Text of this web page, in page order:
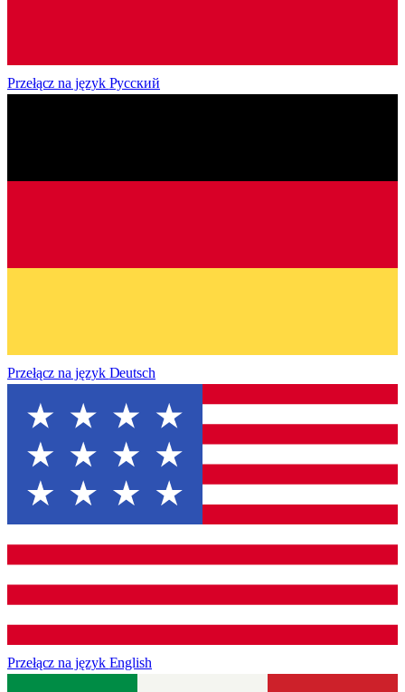
Przełącz na język Русский
Przełącz na język Deutsch
Przełącz na język English